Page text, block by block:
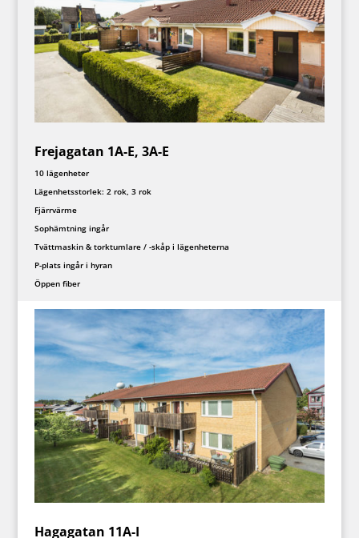
Frejagatan 1A-E, 3A-E
10 lägenheter
Lägenhetsstorlek: 2 rok, 3 rok
Fjärrvärme
Sophämtning ingår
Tvättmaskin & torktumlare / -skåp i lägenheterna
P-plats ingår i hyran
Öppen fiber
Hagagatan 11A-I